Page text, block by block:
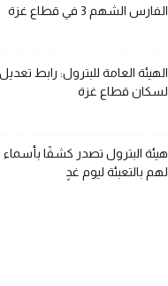
الفارس الشهم 3 في قطاع غزة
الهيئة العامة للبترول: رابط
لسكان قطاع غزة
هيئة البترول تصدر كشفًا
لهم بالتعبئة ليوم غدٍ